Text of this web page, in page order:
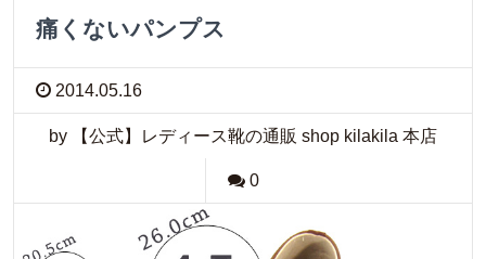
痛くないパンプス
2014.05.16
by 【公式】レディース靴の通販 shop kilakila 本店
0